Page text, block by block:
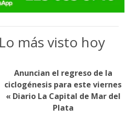
Lo más visto hoy
Anuncian el regreso de la
ciclogénesis para este viernes
« Diario La Capital de Mar del
Plata